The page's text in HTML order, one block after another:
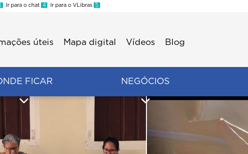
Ir para o chat 4 Ir para o VLibras 5
úteis Mapa digital Vídeos Blog
FICAR NEGÓCIOS